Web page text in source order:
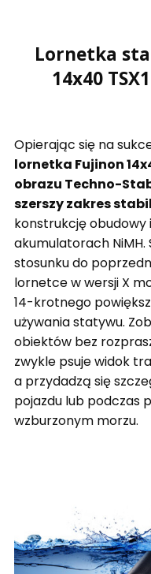
Lornetka
14x40
Opierając się na
lornetka Fujinon
obrazu Techno-
szerszy zakres
konstrukcję
akumulatorach
stosunku do
lornetce w wersji X
14-krotnego
używania statywu.
obiektów bez
zwykle psuje widok
a przydadzą się
pojazdu lub podczas
wzburzonym morzu.